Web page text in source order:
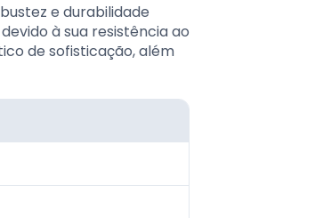
e durabilidade
à sua resistência ao
de sofisticação, além